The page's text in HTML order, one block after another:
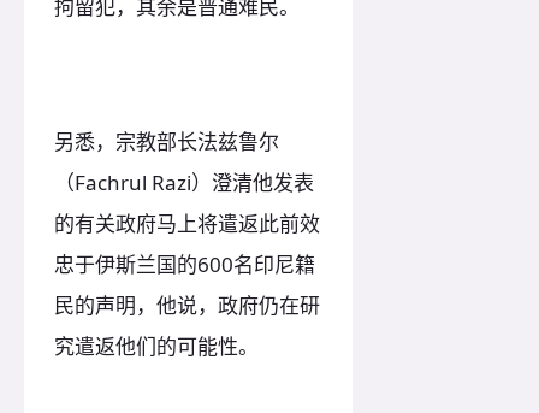
拘留犯，其余是普通难民。
另悉，宗教部长法兹鲁尔
（Fachrul Razi）澄清他发表
的有关政府马上将遣返此前效
忠于伊斯兰国的600名印尼籍
民的声明，他说，政府仍在研
究遣返他们的可能性。